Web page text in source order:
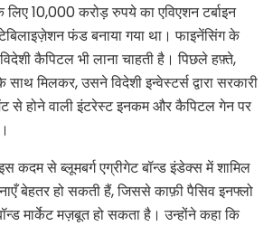
10,000 करोड़ रुपये का एविएशन टर्बाइन
फंड बनाया गया था। फाइनेंसिंग के
कैपिटल भी लाना चाहती है। पिछले हफ़्ते,
मिलकर, उसने विदेशी इन्वेस्टर्स द्वारा सरकारी
से होने वाली इंटरेस्ट इनकम और कैपिटल गेन पर
कदम से ब्लूमबर्ग एग्रीगेट बॉन्ड इंडेक्स में शामिल
बेहतर हो सकती हैं, जिससे काफ़ी पैसिव इनफ्लो
मार्केट मज़बूत हो सकता है। उन्होंने कहा कि